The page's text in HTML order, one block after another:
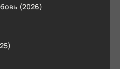
(2026)